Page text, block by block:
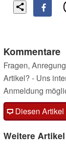
Kommentare
Fragen,
Artikel? - Uns
Anmeldung
Diesen
Weitere